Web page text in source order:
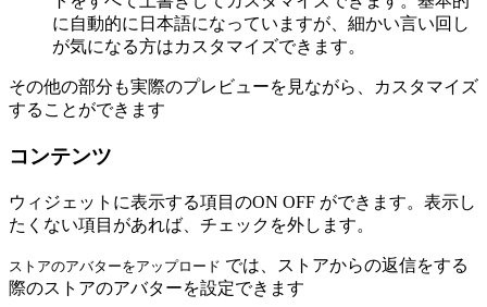
に自動的に日本語になっていますが、細かい言い回し
が気になる方はカスタマイズできます。
その他の部分も実際のプレビューを見ながら、カスタマイズ
することができます
コンテンツ
ウィジェットに表示する項目のON OFF ができます。表示し
たくない項目があれば、チェックを外します。
ストアのアバターをアップロード では、ストアからの返信をする
際のストアのアバターを設定できます